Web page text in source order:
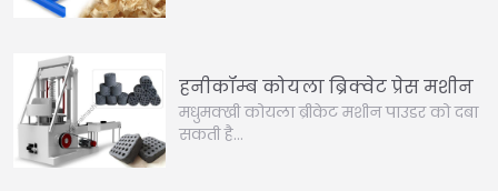
हनीकॉम्ब कोयला ब्रिक्वेट प्रेस मशीन
मधुमक्खी कोयला ब्रीकेट मशीन पाउडर को दबा
सकती है…